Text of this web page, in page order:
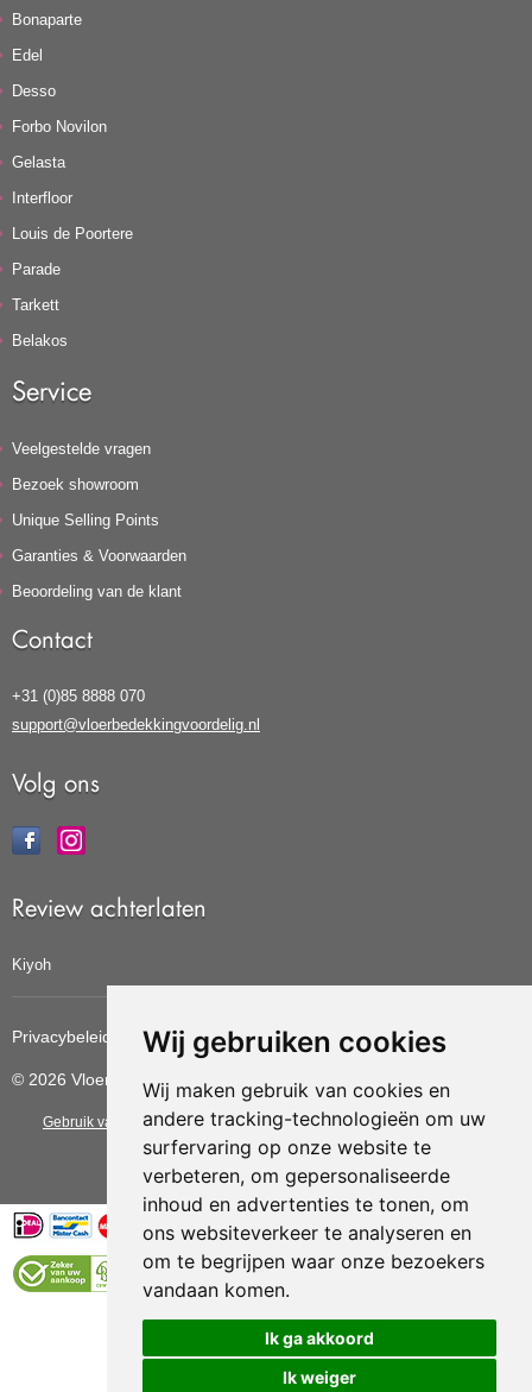
Wij gebruiken cookies
Wij maken gebruik van cookies en
andere tracking-technologieën om uw
surfervaring op onze website te
verbeteren, om gepersonaliseerde
inhoud en advertenties te tonen, om
ons websiteverkeer te analyseren en
om te begrijpen waar onze bezoekers
vandaan komen.
Ik ga akkoord
Ik weiger
Bonaparte
Edel
Desso
Forbo Novilon
Gelasta
Interfloor
Louis de Poortere
Parade
Tarkett
Belakos
Service
Veelgestelde vragen
Bezoek showroom
Unique Selling Points
Garanties & Voorwaarden
Beoordeling van de klant
Contact
+31 (0)85 8888 070
support@vloerbedekkingvoordelig.nl
Volg ons
Review achterlaten
Kiyoh
Privacybeleid Cookiebeleid Update cookies voorkeuren
© 2026 Vloerbedekkingvoordelig
Gebruik van deze site betekent dat u dealgemene voorwaarden van CBW
Vloerenvoordelig.nl is een onderdeel van